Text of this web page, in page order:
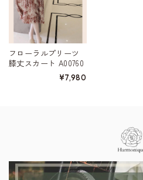
フローラルプリーツ
膝丈スカート A00760
¥7,980